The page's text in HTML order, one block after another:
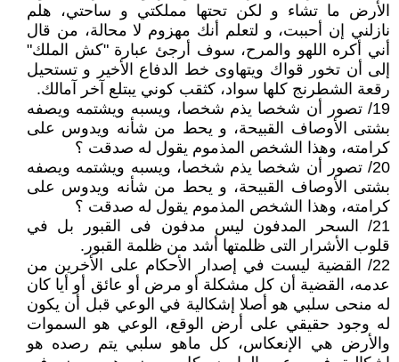
الأرض ما تشاء و لكن تحتها مملكتي و ساحتي، هلم
نازلني إن أحببت، و لتعلم أنك مهزوم لا محالة، من قال
أني أكره اللهو والمرح، سوف أرجئ عبارة "كش الملك"
إلى أن تخور قواك ويتهاوى خط الدفاع الأخير و تستحيل
رقعة الشطرنج كلها سواد، كثقب كوني يبتلع آخر آمالك.
19/ تصور أن شخصا يذم شخصا، ويسبه ويشتمه ويصفه
بشتى الأوصاف القبيحة، و يحط من شأنه ويدوس على
كرامته، وهذا الشخص المذموم يقول له صدقت ؟
20/ تصور أن شخصا يذم شخصا، ويسبه ويشتمه ويصفه
بشتى الأوصاف القبيحة، و يحط من شأنه ويدوس على
كرامته، وهذا الشخص المذموم يقول له صدقت ؟
21/ السحر المدفون ليس مدفون فى القبور بل في
قلوب الأشرار التى ظلمتها أشد من ظلمة القبور.
22/ القضية ليست في إصدار الأحكام على الأخرين من
عدمه، القضية أن كل مشكلة أو مرض أو عائق أو أيا كان
له منحى سلبي هو أصلا إشكالية في الوعي قبل أن يكون
له وجود حقيقي على أرض الوقع، الوعي هو السموات
والأرض هي الإنعكاس، كل ماهو سلبي يتم رصده هو